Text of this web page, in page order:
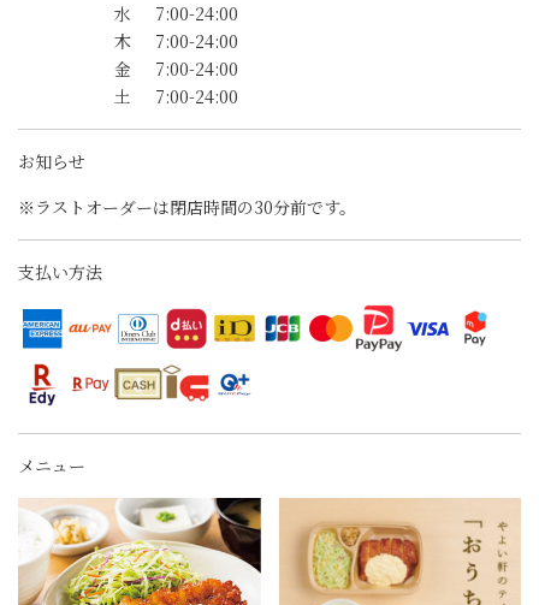
水
7:00-24:00
木
7:00-24:00
金
7:00-24:00
土
7:00-24:00
お知らせ
※ラストオーダーは閉店時間の30分前です。
支払い方法
メニュー